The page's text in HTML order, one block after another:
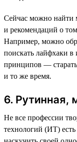
Сейчас можно найти
и рекомендаций о
Например, можно
поискать лайфхаки
принципов —
и то же время.
6. Рутинная,
Не все профессии
технологий (ИТ)